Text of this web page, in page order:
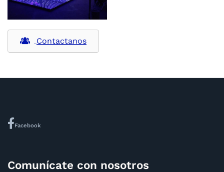
Contactanos
Facebook
Comunícate con nosotros